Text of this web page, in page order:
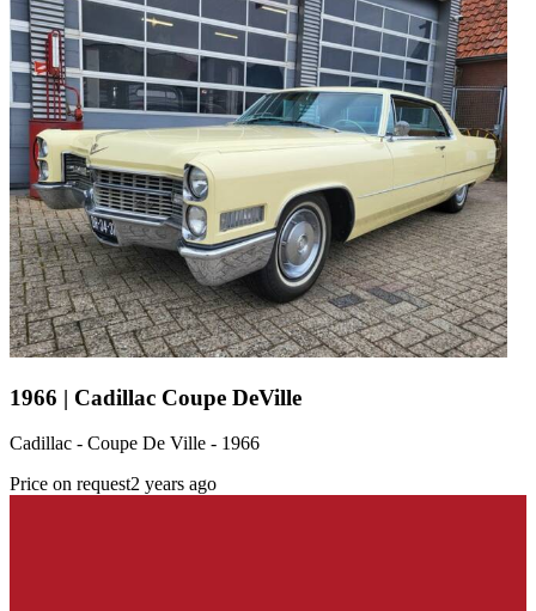
1966 | Cadillac Coupe DeVille
Cadillac - Coupe De Ville - 1966
Price on request2 years ago